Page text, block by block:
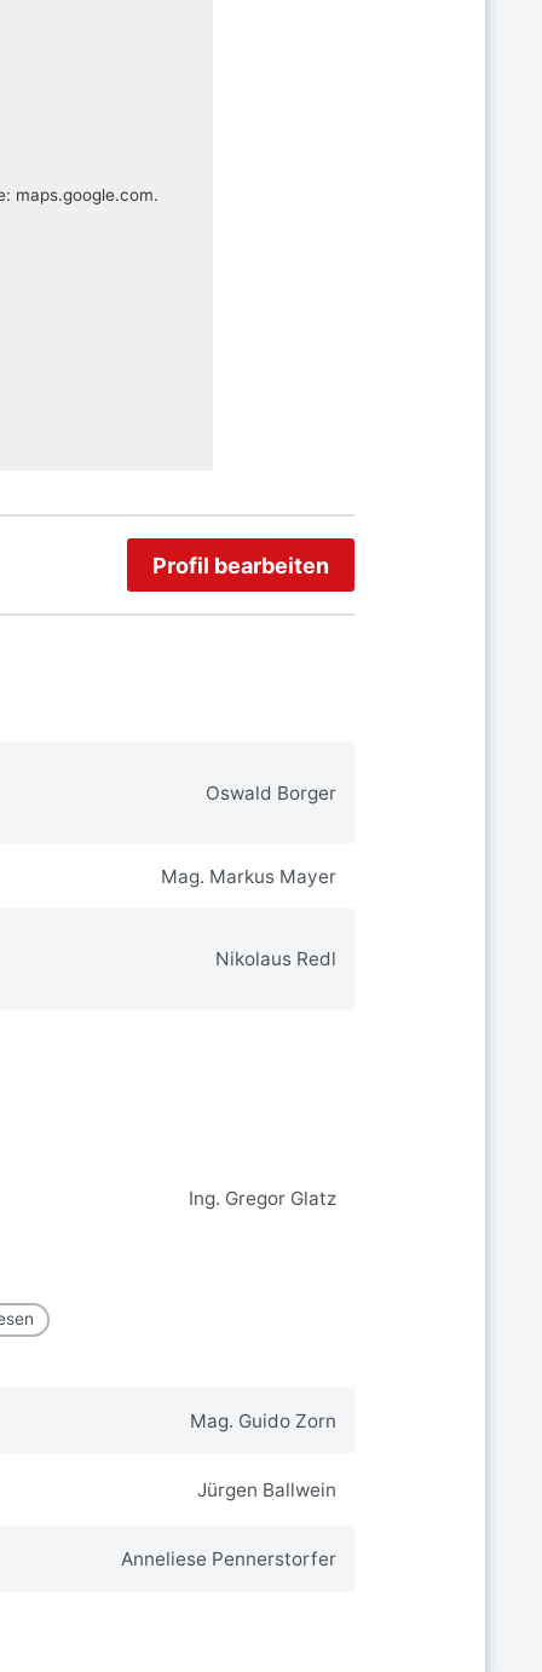
maps.google.com.
Profil bearbeiten
Oswald Borger
Mag. Markus Mayer
Nikolaus Redl
Ing. Gregor Glatz
Mag. Guido Zorn
Jürgen Ballwein
Anneliese Pennerstorfer